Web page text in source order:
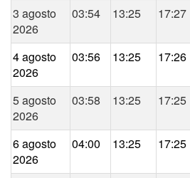
3 agosto
2026
03:54 13:25 17:27
4 agosto
2026
03:56 13:25 17:26
5 agosto
2026
03:58 13:25 17:25
6 agosto
2026
04:00 13:25 17:25